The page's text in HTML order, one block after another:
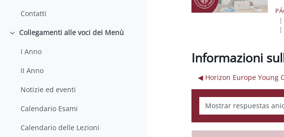
Contatti
Colapsar
Collegamenti alle voci dei Menù
I Anno
II Anno
Notizie ed eventi
Calendario Esami
Calendario delle Lezioni
Informazioni
◀︎ Horizon Europe Young
Mostrar modo